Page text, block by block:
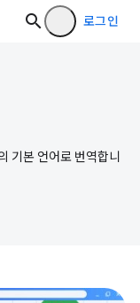
로그인
기본 언어로 번역합니